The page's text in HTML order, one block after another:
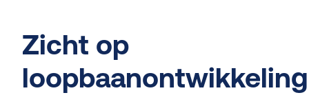
Zicht op
loopbaanontwikkeling